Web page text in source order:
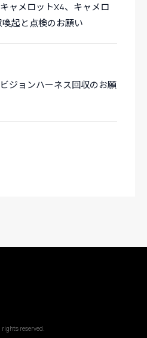
ャメロットX4、キャメロ
起と点検のお願い
ジョンハーネス回収のお願
rights reserved.